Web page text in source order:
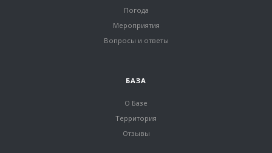
Погода
Мероприятия
Вопросы и ответы
БАЗА
О Базе
Территория
Отзывы